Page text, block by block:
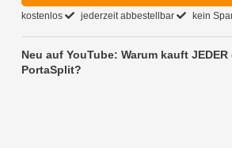
kostenlos jederzeit abbestellbar kein
Neu auf YouTube: Warum kauft
PortaSplit?